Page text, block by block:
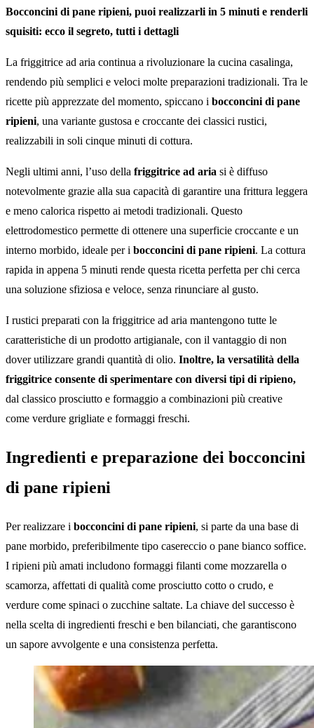
Bocconcini di pane ripieni, puoi realizzarli in 5 minuti e renderli
squisiti: ecco il segreto, tutti i dettagli
La friggitrice ad aria continua a rivoluzionare la cucina casalinga,
rendendo più semplici e veloci molte preparazioni tradizionali. Tra le
ricette più apprezzate del momento, spiccano i bocconcini di pane
ripieni, una variante gustosa e croccante dei classici rustici,
realizzabili in soli cinque minuti di cottura.
Negli ultimi anni, l’uso della friggitrice ad aria si è diffuso
notevolmente grazie alla sua capacità di garantire una frittura leggera
e meno calorica rispetto ai metodi tradizionali. Questo
elettrodomestico permette di ottenere una superficie croccante e un
interno morbido, ideale per i bocconcini di pane ripieni. La cottura
rapida in appena 5 minuti rende questa ricetta perfetta per chi cerca
una soluzione sfiziosa e veloce, senza rinunciare al gusto.
I rustici preparati con la friggitrice ad aria mantengono tutte le
caratteristiche di un prodotto artigianale, con il vantaggio di non
dover utilizzare grandi quantità di olio. Inoltre, la versatilità della
friggitrice consente di sperimentare con diversi tipi di ripieno,
dal classico prosciutto e formaggio a combinazioni più creative
come verdure grigliate e formaggi freschi.
Ingredienti e preparazione dei bocconcini
di pane ripieni
Per realizzare i bocconcini di pane ripieni, si parte da una base di
pane morbido, preferibilmente tipo casereccio o pane bianco soffice.
I ripieni più amati includono formaggi filanti come mozzarella o
scamorza, affettati di qualità come prosciutto cotto o crudo, e
verdure come spinaci o zucchine saltate. La chiave del successo è
nella scelta di ingredienti freschi e ben bilanciati, che garantiscono
un sapore avvolgente e una consistenza perfetta.